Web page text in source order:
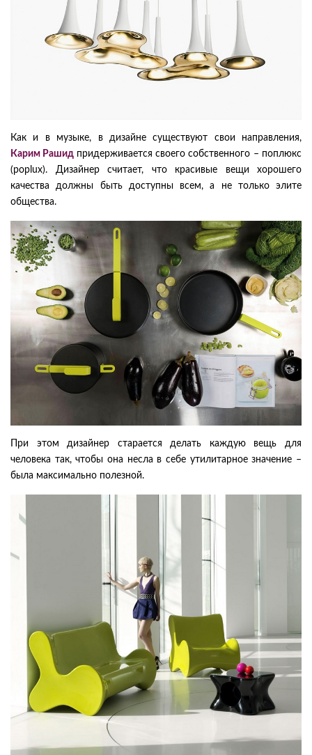
Как и в музыке, в дизайне существуют свои направления,
Карим Рашид придерживается своего собственного – поплюкс
(poplux). Дизайнер считает, что красивые вещи хорошего
качества должны быть доступны всем, а не только элите
общества.
При этом дизайнер старается делать каждую вещь для
человека так, чтобы она несла в себе утилитарное значение –
была максимально полезной.